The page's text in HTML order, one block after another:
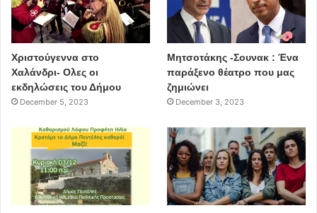
Χριστούγεννα στο
Χαλάνδρι- Ολες οι
εκδηλώσεις του Δήμου
December 5, 2023
Μητσοτάκης -Σουνακ : Ένα
παράξενο θέατρο που μας
ζημιώνει
December 3, 2023